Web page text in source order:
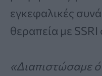
εγκεφαλικές
θεραπεία με SSRI
«Διαπιστώσαμε